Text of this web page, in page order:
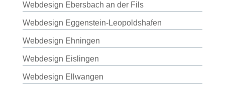
Webdesign Ebersbach an der Fils
Webdesign Eggenstein-Leopoldshafen
Webdesign Ehningen
Webdesign Eislingen
Webdesign Ellwangen